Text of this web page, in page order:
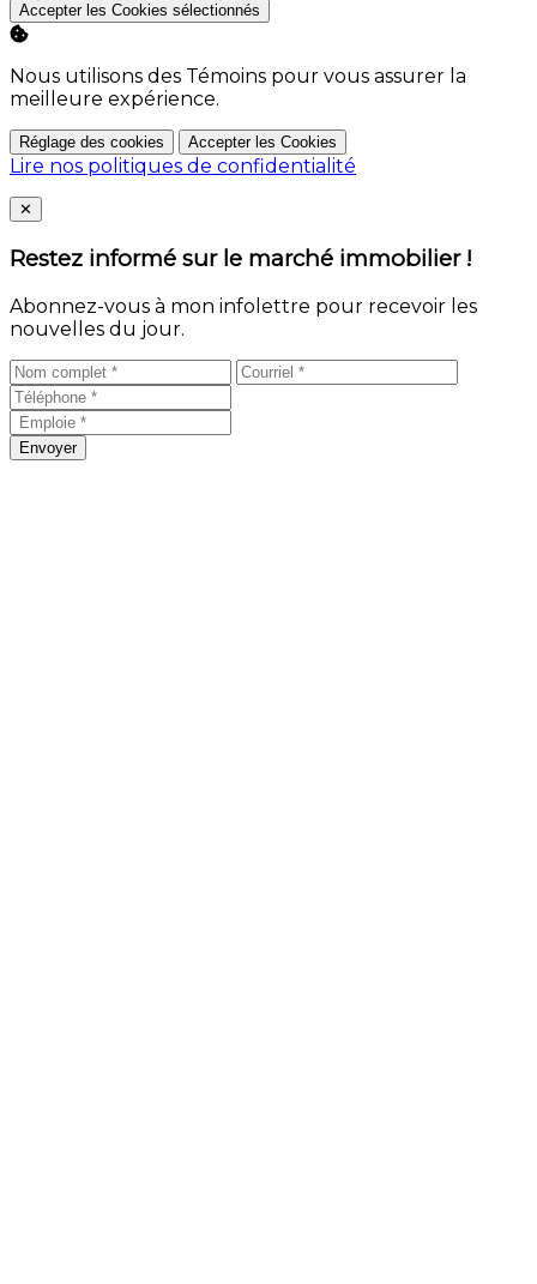
Accepter les Cookies sélectionnés
Nous utilisons des Témoins pour vous assurer la
meilleure expérience.
Réglage des cookies Accepter les Cookies
Lire nos politiques de confidentialité
Close
✕
Restez informé sur le marché immobilier !
Abonnez-vous à mon infolettre pour recevoir les
nouvelles du jour.
Envoyer